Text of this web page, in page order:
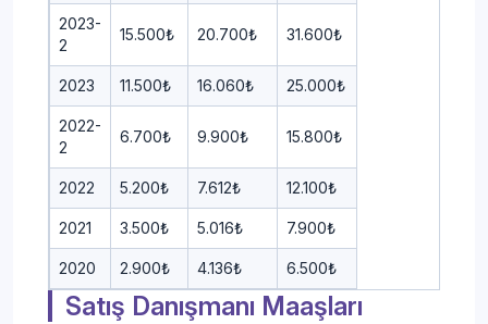
2023-
2
15.500₺ 20.700₺ 31.600₺
2023 11.500₺ 16.060₺ 25.000₺
2022-
2
6.700₺ 9.900₺ 15.800₺
2022 5.200₺ 7.612₺ 12.100₺
2021 3.500₺ 5.016₺ 7.900₺
2020 2.900₺ 4.136₺ 6.500₺
Satış Danışmanı Maaşları